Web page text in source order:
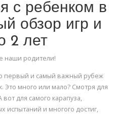
с ребенком в
обзор игр и
2 лет
наши родители!
первый и самый важный рубеж
Это много или мало? Смотря для
вот для самого карапуза,
испытаний и многого достиг,